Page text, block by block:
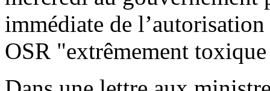
immédiate de
OSR "extrêmement